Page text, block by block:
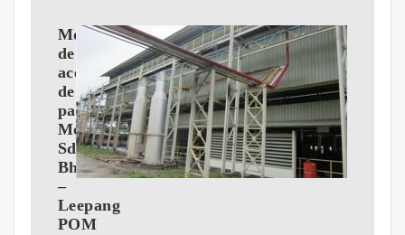
Molino
de
aceite
de
palma
Morisem
Sdn
Bhd
–
Leepang
POM